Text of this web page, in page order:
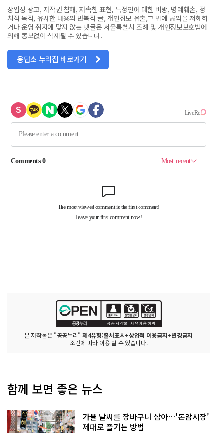
상업성 광고, 저작권 침해, 저속한 표현, 특정인에 대한 비방, 명예훼손, 정
치적 목적, 유사한 내용의 반복적 글, 개인정보 유출,그 밖에 공익을 저해하
거나 운영 취지에 맞지 않는 댓글은 서울특별시 조례 및 개인정보보호법에
의해 통보없이 삭제될 수 있습니다.
응답소 누리집 바로가기
본 저작물은 "공공누리" 제4유형:출처표시+상업적 이용금지+변경금지
조건에 따라 이용 할 수 있습니다.
함께 보면 좋은 뉴스
가을 날씨를 장바구니 삼아…'돈암시장'
제대로 즐기는 방법